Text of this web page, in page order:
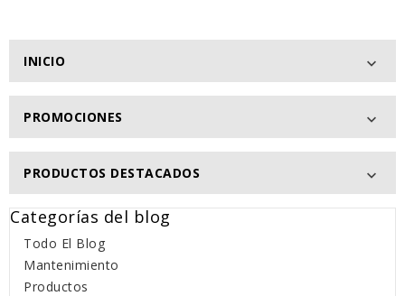
INICIO 
PROMOCIONES 
PRODUCTOS DESTACADOS 
Categorías del blog
Todo El Blog
Mantenimiento
Productos